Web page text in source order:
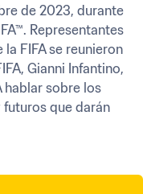
de 2023, durante
Representantes
la FIFA se reunieron
Gianni Infantino,
hablar sobre los
que darán